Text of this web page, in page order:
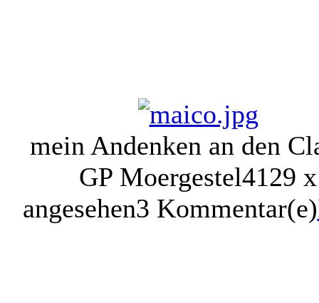
mein Andenken an den
GP Moergestel4129 x
angesehen3 Kommentar(e)